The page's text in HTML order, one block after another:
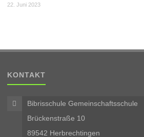
22. Juni 2023
KONTAKT
Bibrisschule Gemeinschaftsschule
Brückenstraße 10
89542 Herbrechtingen